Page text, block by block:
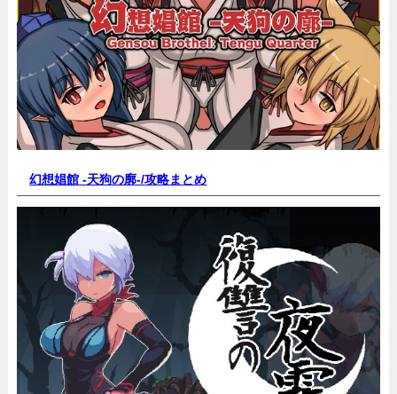
幻想娼館 -天狗の廓-/攻略まとめ